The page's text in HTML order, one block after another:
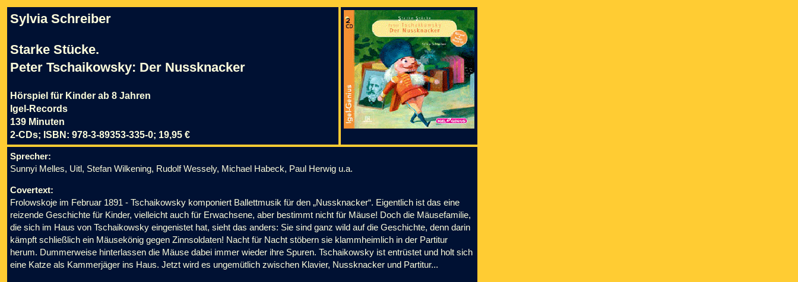
Sylvia Schreiber
Starke Stücke.
Peter Tschaikowsky: Der Nussknacker
Hörspiel für Kinder ab 8 Jahren
Igel-Records
139 Minuten
2-CDs; ISBN: 978-3-89353-335-0; 19,95 €
Sprecher:
Sunnyi Melles, Uitl, Stefan Wilkening, Rudolf Wessely, Michael Habeck, Paul Herwig u.a.
Covertext:
Frolowskoje im Februar 1891 - Tschaikowsky komponiert Ballettmusik für den „Nussknacker“. Eigentlich ist das eine
reizende Geschichte für Kinder, vielleicht auch für Erwachsene, aber bestimmt nicht für Mäuse! Doch die Mäusefamilie,
die sich im Haus von Tschaikowsky eingenistet hat, sieht das anders: Sie sind ganz wild auf die Geschichte, denn darin
kämpft schließlich ein Mäusekönig gegen Zinnsoldaten! Nacht für Nacht stöbern sie klammheimlich in der Partitur
herum. Dummerweise hinterlassen die Mäuse dabei immer wieder ihre Spuren. Tschaikowsky ist entrüstet und holt sich
eine Katze als Kammerjäger ins Haus. Jetzt wird es ungemütlich zwischen Klavier, Nussknacker und Partitur...